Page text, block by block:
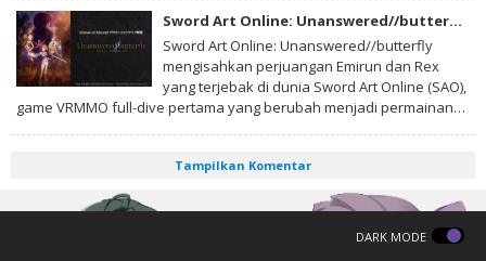
Sword Art Online: Unanswered//butterfly Subtitle Indonesia
Sword Art Online: Unanswered//butterfly
mengisahkan perjuangan Emirun dan Rex
yang terjebak di dunia Sword Art Online (SAO),
game VRMMO full-dive pertama yang berubah menjadi permainan…
Tampilkan Komentar
DARK MODE